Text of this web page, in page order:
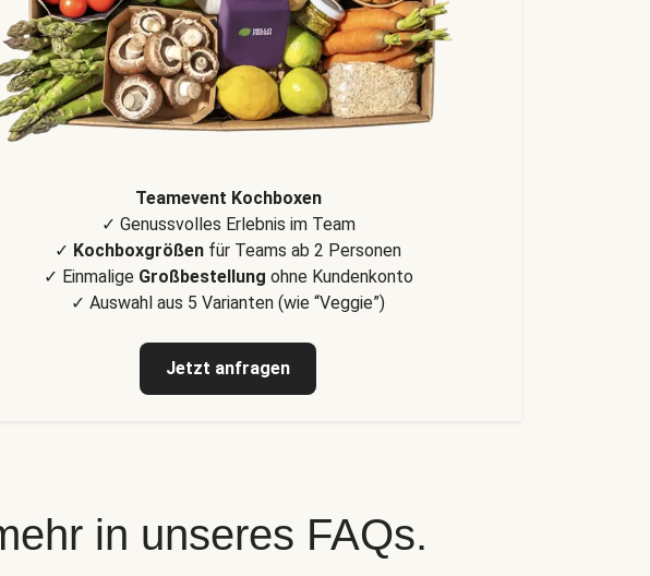
Teamevent Kochboxen
✓ Genussvolles Erlebnis im Team
✓ Kochboxgrößen für Teams ab 2 Personen
✓ Einmalige Großbestellung ohne Kundenkonto
✓ Auswahl aus 5 Varianten (wie “Veggie”)
Jetzt anfragen
in unseres FAQs.